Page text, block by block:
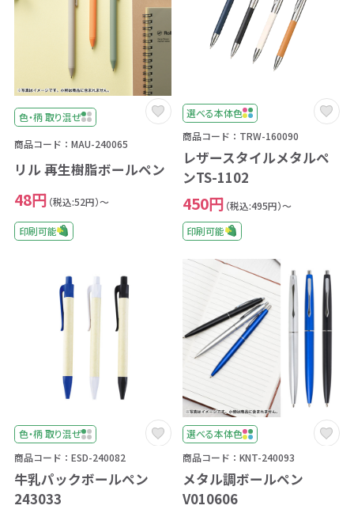
色・柄 取り混ぜ
商品コード：MAU-240065
リル 再生樹脂ボールペン
48円 （税込:52円）～
印刷可能
選べる本体色
商品コード：TRW-160090
レザースタイルメタルペ
ンTS-1102
450円 （税込:495円）～
印刷可能
色・柄 取り混ぜ
商品コード：ESD-240082
牛乳パックボールペン
243033
選べる本体色
商品コード：KNT-240093
メタル調ボールペン
V010606